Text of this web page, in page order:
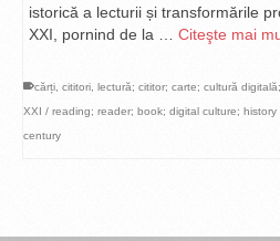
istorică a lecturii și transformările
XXI, pornind de la … Citeşte mai
cărți cititori lectură; cititor; carte; cultură
XXI / reading; reader; book; digital culture;
century